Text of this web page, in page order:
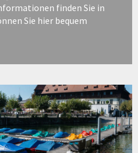
finden Sie in
Sie hier bequem